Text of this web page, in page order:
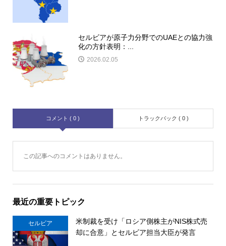
セルビアが原子力分野でのUAEとの協力強
化の方針表明：...
2026.02.05
コメント ( 0 ) トラックバック ( 0 )
この記事へのコメントはありません。
最近の重要トピック
セルビア
米制裁を受け「ロシア側株主がNIS株式売
却に合意」とセルビア担当大臣が発言